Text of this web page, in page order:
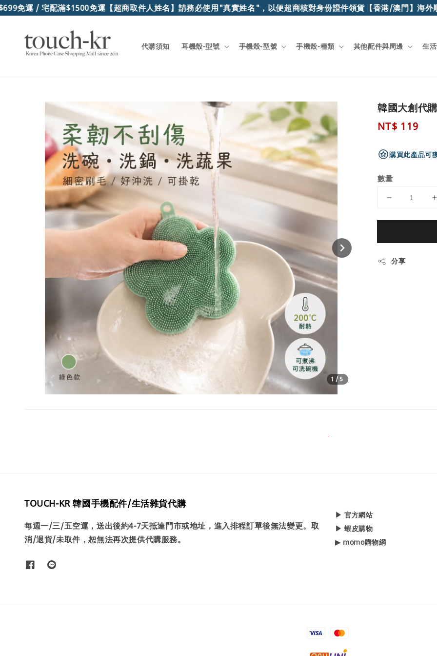
免運 / 宅配滿$1500免運【超商取件人姓名】請務必使用"真實姓名"，以便超商核對身份證件領貨【香港/澳門】海外
代購須知 耳機殼-型號 手機殼-型號 手機殼-種類 其他配件與周邊 生
1 /5
韓國大創代
Regular
NT$ 119
購買此產品可
數量
分享
TOUCH-KR 韓國手機配件/生活雜貨代購
每週一/三/五空運，送出後約4-7天抵達門市或地址，進入排程訂單後無法變更。取
消/退貨/未取件，恕無法再次提供代購服務。
▶ 官方網站
▶ 蝦皮購物
▶ momo購物網